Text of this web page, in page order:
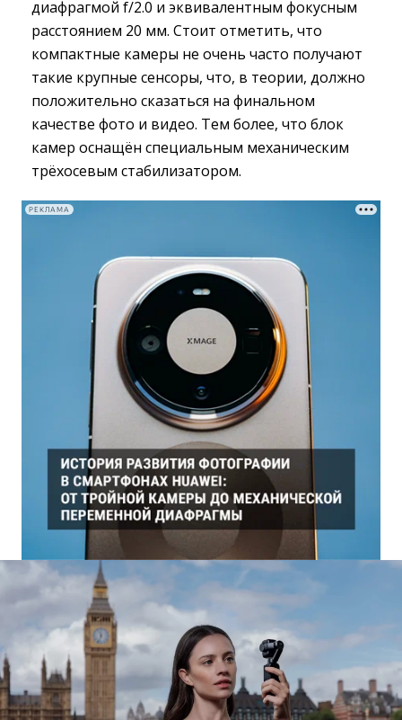
диафрагмой f/2.0 и эквивалентным фокусным
расстоянием 20 мм. Стоит отметить, что
компактные камеры не очень часто получают
такие крупные сенсоры, что, в теории, должно
положительно сказаться на финальном
качестве фото и видео. Тем более, что блок
камер оснащён специальным механическим
трёхосевым стабилизатором.
РЕКЛАМА